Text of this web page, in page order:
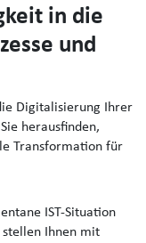
in die
und
Digitalisierung Ihrer
herausfinden,
Transformation für
IST-Situation
stellen Ihnen mit